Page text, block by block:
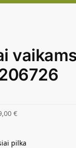
€
pilka